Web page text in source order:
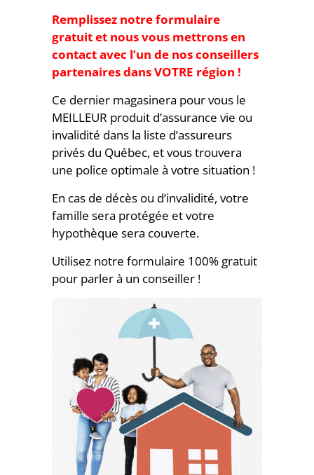
Remplissez notre formulaire
gratuit et nous vous mettrons en
contact avec l’un de nos conseillers
partenaires dans VOTRE région !
Ce dernier magasinera pour vous le
MEILLEUR produit d’assurance vie ou
invalidité dans la liste d’assureurs
privés du Québec, et vous trouvera
une police optimale à votre situation !
En cas de décès ou d’invalidité, votre
famille sera protégée et votre
hypothèque sera couverte.
Utilisez notre formulaire 100% gratuit
pour parler à un conseiller !